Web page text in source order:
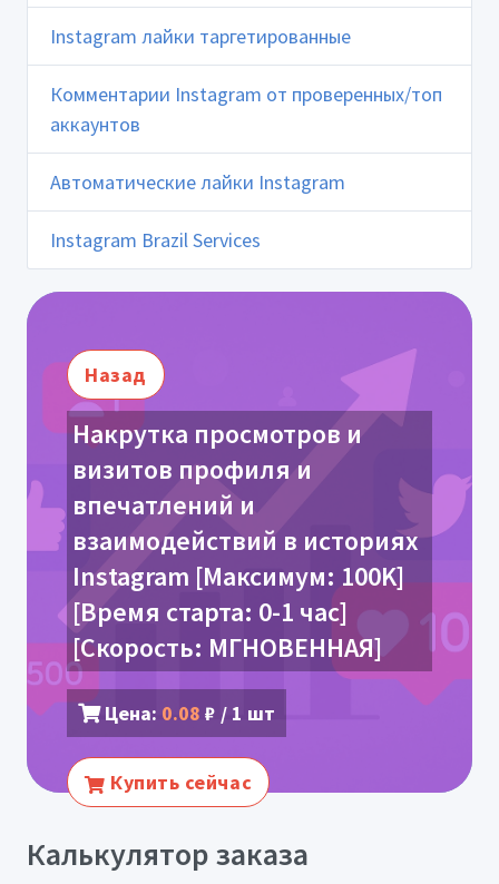
Instagram лайки таргетированные
Комментарии Instagram от проверенных/топ
аккаунтов
Автоматические лайки Instagram
Instagram Brazil Services
Назад
Накрутка просмотров и
визитов профиля и
впечатлений и
взаимодействий в историях
Instagram [Максимум: 100K]
[Время старта: 0-1 час]
[Скорость: МГНОВЕННАЯ]
Цена: 0.08 ₽ / 1 шт
Купить сейчас
Калькулятор заказа